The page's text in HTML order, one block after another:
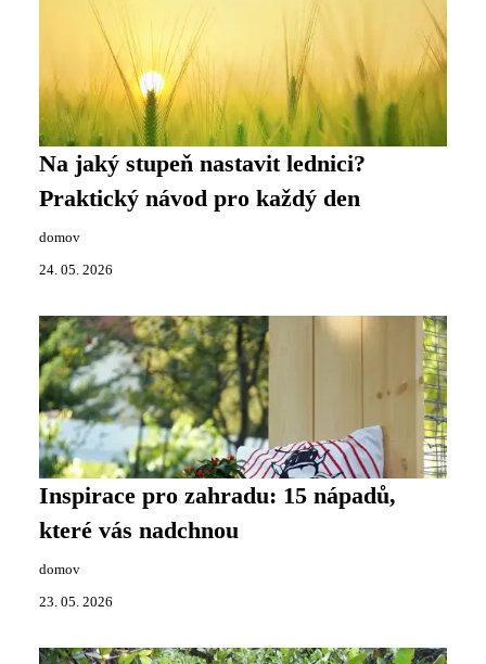
Na jaký stupeň nastavit lednici?
Praktický návod pro každý den
domov
24. 05. 2026
Inspirace pro zahradu: 15 nápadů,
které vás nadchnou
domov
23. 05. 2026